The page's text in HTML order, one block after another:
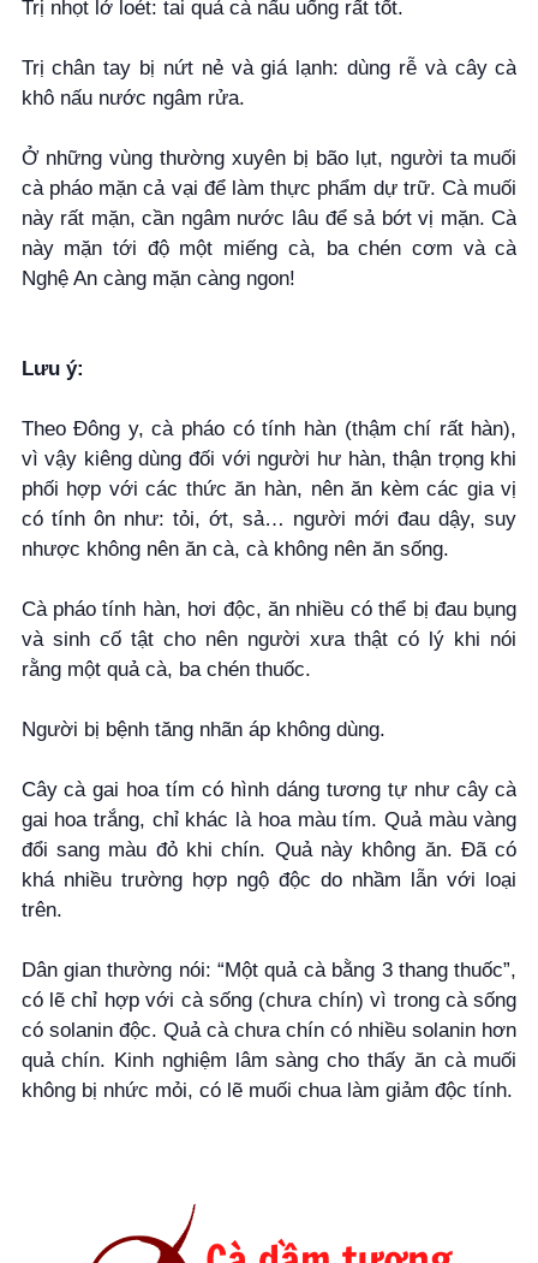
Trị nhọt lở loét: tai quả cà nấu uống rất tốt.
Trị chân tay bị nứt nẻ và giá lạnh: dùng rễ và cây cà
khô nấu nước ngâm rửa.
Ở những vùng thường xuyên bị bão lụt, người ta muối
cà pháo mặn cả vại để làm thực phẩm dự trữ. Cà muối
này rất mặn, cần ngâm nước lâu để sả bớt vị mặn. Cà
này mặn tới độ một miếng cà, ba chén cơm và cà
Nghệ An càng mặn càng ngon!
Lưu ý:
Theo Đông y, cà pháo có tính hàn (thậm chí rất hàn),
vì vậy kiêng dùng đối với người hư hàn, thận trọng khi
phối hợp với các thức ăn hàn, nên ăn kèm các gia vị
có tính ôn như: tỏi, ớt, sả… người mới đau dậy, suy
nhược không nên ăn cà, cà không nên ăn sống.
Cà pháo tính hàn, hơi độc, ăn nhiều có thể bị đau bụng
và sinh cố tật cho nên người xưa thật có lý khi nói
rằng một quả cà, ba chén thuốc.
Người bị bệnh tăng nhãn áp không dùng.
Cây cà gai hoa tím có hình dáng tương tự như cây cà
gai hoa trắng, chỉ khác là hoa màu tím. Quả màu vàng
đổi sang màu đỏ khi chín. Quả này không ăn. Đã có
khá nhiều trường hợp ngộ độc do nhầm lẫn với loại
trên.
Dân gian thường nói: “Một quả cà bằng 3 thang thuốc”,
có lẽ chỉ hợp với cà sống (chưa chín) vì trong cà sống
có solanin độc. Quả cà chưa chín có nhiều solanin hơn
quả chín. Kinh nghiệm lâm sàng cho thấy ăn cà muối
không bị nhức mỏi, có lẽ muối chua làm giảm độc tính.